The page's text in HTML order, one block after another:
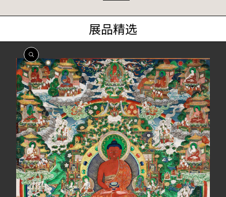
展品精选
開
啟
相
簿
開
啟
相
簿
開
啟
相
簿
開
啟
相
簿
開
啟
相
簿
開
啟
相
簿
開
啟
相
簿
開
啟
相
簿
開
啟
相
簿